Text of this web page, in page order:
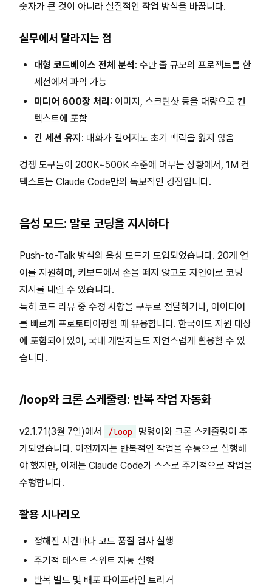
숫자가 큰 것이 아니라 실질적인 작업 방식을 바꿉니다.
실무에서 달라지는 점
대형 코드베이스 전체 분석: 수만 줄 규모의 프로젝트를 한
세션에서 파악 가능
미디어 600장 처리 : 이미지, 스크린샷 등을 대량으로 컨
텍스트에 포함
긴 세션 유지 : 대화가 길어져도 초기 맥락을 잃지 않음
경쟁 도구들이 200K~500K 수준에 머무는 상황에서, 1M 컨
텍스트는 Claude Code만의 독보적인 강점입니다.
음성 모드: 말로 코딩을 지시하다
Push-to-Talk 방식의 음성 모드가 도입되었습니다. 20개 언
어를 지원하며, 키보드에서 손을 떼지 않고도 자연어로 코딩
지시를 내릴 수 있습니다.
특히 코드 리뷰 중 수정 사항을 구두로 전달하거나, 아이디어
를 빠르게 프로토타이핑할 때 유용합니다. 한국어도 지원 대상
에 포함되어 있어, 국내 개발자들도 자연스럽게 활용할 수 있
습니다.
/loop와 크론 스케줄링: 반복 작업 자동화
v2.1.71(3월 7일)에서 /loop
명령어와 크론 스케줄링이 추
가되었습니다. 이전까지는 반복적인 작업을 수동으로 실행해
야 했지만, 이제는 Claude Code가 스스로 주기적으로 작업을
수행합니다.
활용 시나리오
정해진 시간마다 코드 품질 검사 실행
주기적 테스트 스위트 자동 실행
반복 빌드 및 배포 파이프라인 트리거